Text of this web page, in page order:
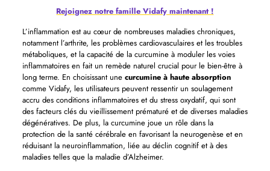
Rejoignez notre famille Vidafy maintenant !
L’inflammation est au cœur de nombreuses maladies chroniques,
notamment l’arthrite, les problèmes cardiovasculaires et les troubles
métaboliques, et la capacité de la curcumine à moduler les voies
inflammatoires en fait un remède naturel crucial pour le bien-être à
long terme. En choisissant une curcumine à haute absorption
comme Vidafy, les utilisateurs peuvent ressentir un soulagement
accru des conditions inflammatoires et du stress oxydatif, qui sont
des facteurs clés du vieillissement prématuré et de diverses maladies
dégénératives. De plus, la curcumine joue un rôle dans la
protection de la santé cérébrale en favorisant la neurogenèse et en
réduisant la neuroinflammation, liée au déclin cognitif et à des
maladies telles que la maladie d’Alzheimer.